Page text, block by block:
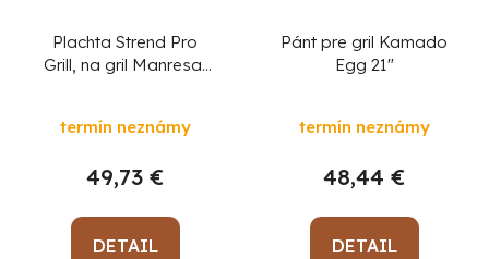
Plachta Strend Pro
Grill, na gril Manresa,
termín neznámy
49,73 €
DETAIL
Pánt pre gril Kamado
Egg 21"
termín neznámy
48,44 €
DETAIL